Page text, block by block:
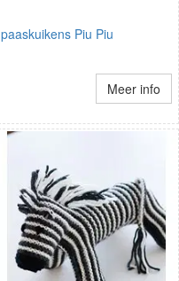
paaskuikens Piu Piu
Meer info